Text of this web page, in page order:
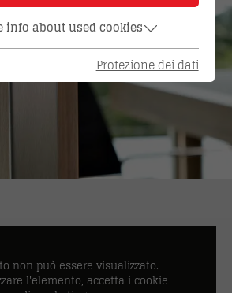
non può essere visualizzato.
l'elemento, accetta i cookie
info about used cookies
Protezione dei dati